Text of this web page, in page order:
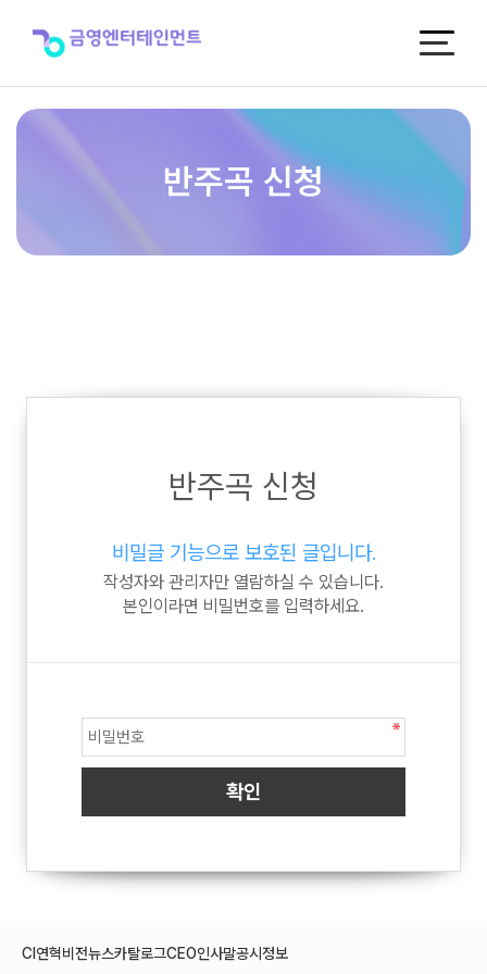
반주곡 신청
반주곡 신청
비밀글 기능으로 보호된 글입니다.
작성자와 관리자만 열람하실 수 있습니다.
본인이라면 비밀번호를 입력하세요.
CI 연혁비전뉴스카탈로그CEO인사말공시정보